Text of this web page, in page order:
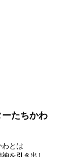
たちかわ
とは